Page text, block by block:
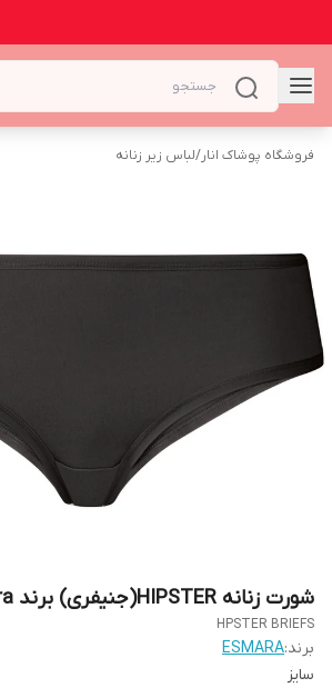
فروشگاه پوشاک انار/لباس زیر زنانه
شورت زنانه HIPSTER(جنیفری) برند esmara پک 5 تایی
HPSTER BRIEFS
برند:ESMARA
سایز